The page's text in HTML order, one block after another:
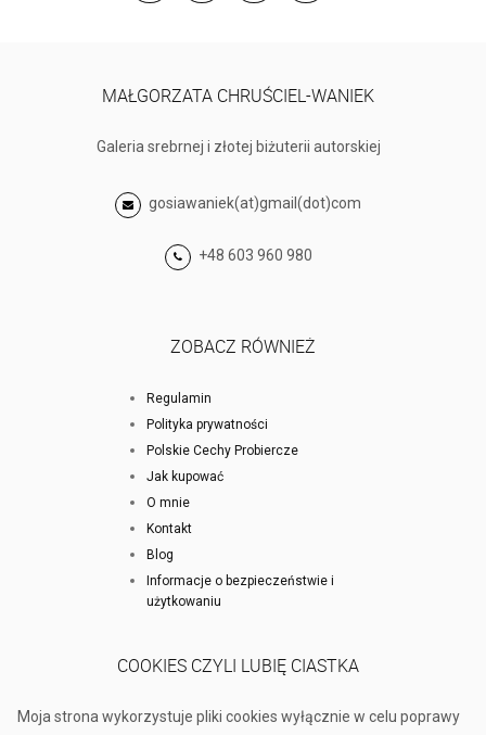
MAŁGORZATA CHRUŚCIEL-WANIEK
Galeria srebrnej i złotej biżuterii autorskiej
gosiawaniek(at)gmail(dot)com
+48 603 960 980
ZOBACZ RÓWNIEŻ
Regulamin
Polityka prywatności
Polskie Cechy Probiercze
Jak kupować
O mnie
Kontakt
Blog
Informacje o bezpieczeństwie i
użytkowaniu
COOKIES CZYLI LUBIĘ CIASTKA
Moja strona wykorzystuje pliki cookies wyłącznie w celu poprawy